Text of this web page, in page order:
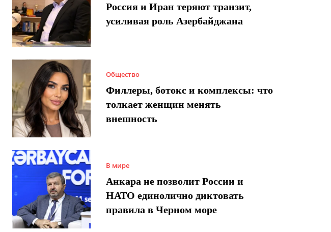
Россия и Иран теряют транзит,
усиливая роль Азербайджана
Общество
Филлеры, ботокс и комплексы: что
толкает женщин менять
внешность
В мире
Анкара не позволит России и
НАТО единолично диктовать
правила в Черном море